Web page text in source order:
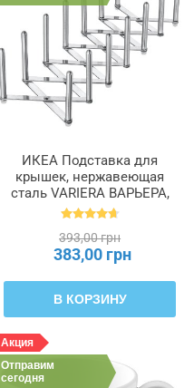
ИКЕА Подставка для
крышек, нержавеющая
сталь VARIERA ВАРЬЕРА,
701.548.00
393,00 грн
383,00 грн
В КОРЗИНУ
Акция
Отправим
сегодня